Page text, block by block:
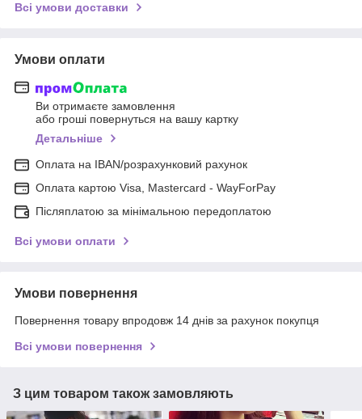
Всі умови доставки
Умови оплати
Ви отримаєте замовлення
або гроші повернуться на вашу картку
Детальніше
Оплата на IBAN/розрахунковий рахунок
Оплата картою Visa, Mastercard - WayForPay
Післяплатою за мінімальною передоплатою
Всі умови оплати
Умови повернення
Повернення товару впродовж 14 днів за рахунок покупця
Всі умови повернення
З цим товаром також замовляють